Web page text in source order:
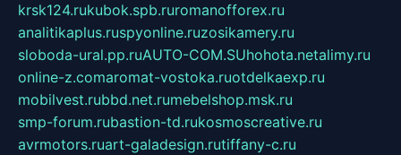
krsk124.rukubok.spb.ruromanofforex.ru
analitikaplus.ruspyonline.ruzosikamery.ru
sloboda-ural.pp.ruAUTO-COM.SUhohota.netalimy.ru
online-z.comaromat-vostoka.ruotdelkaexp.ru
mobilvest.rubbd.net.rumebelshop.msk.ru
smp-forum.rubastion-td.rukosmoscreative.ru
avrmotors.ruart-galadesign.rutiffany-c.ru